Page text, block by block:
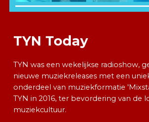
TYN Today
TYN was een wekelijkse radioshow,
nieuwe muziekreleases met een
onderdeel van muziekformatie
TYN in 2016, ter bevordering van de
muziekcultuur.